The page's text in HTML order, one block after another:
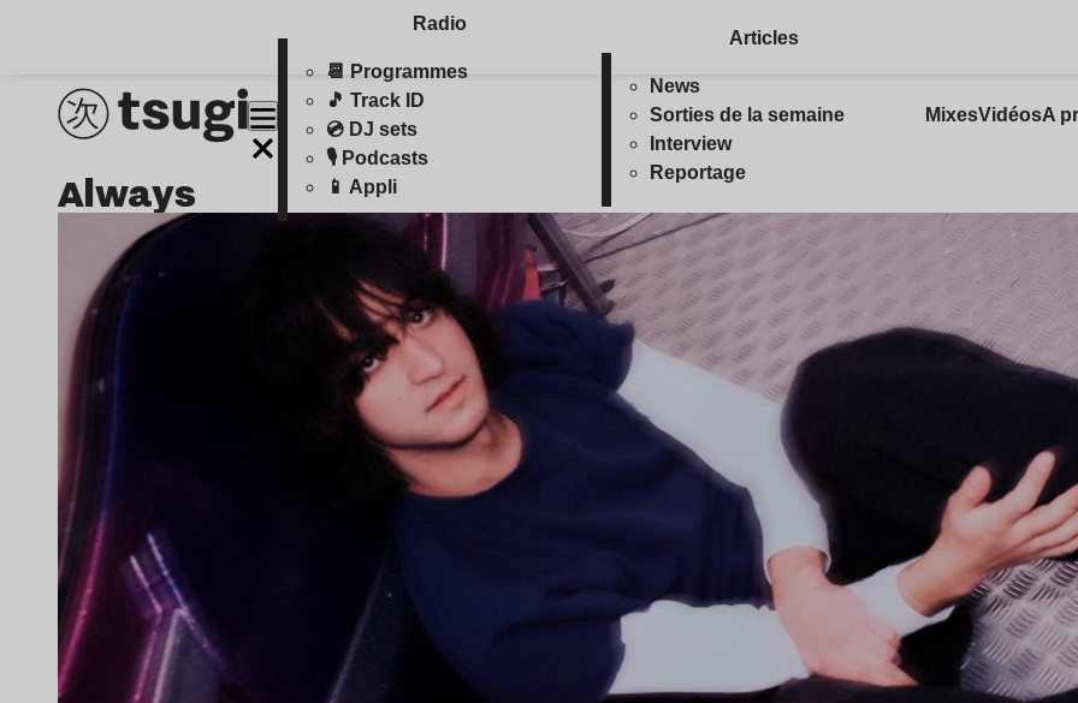
Radio
📆 Programmes
🎵 Track ID
💿 DJ sets
🎙️ Podcasts
📱 Appli
Articles
News
Sorties de la semaine
Interview
Reportage
MixesVidéosA
always